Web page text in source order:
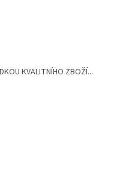
KVALITNÍHO ZBOŽÍ...